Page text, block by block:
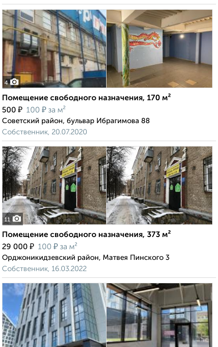
4
Помещение свободного назначения, 170 м²
500 ₽ 100 ₽ за м²
Советский район, бульвар Ибрагимова 88
Собственник, 20.07.2020
11
Помещение свободного назначения, 373 м²
29 000 ₽ 100 ₽ за м²
Орджоникидзевский район, Матвея Пинского 3
Собственник, 16.03.2022